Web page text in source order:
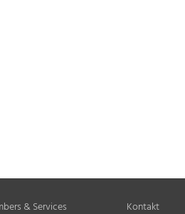
& Services Kontakt